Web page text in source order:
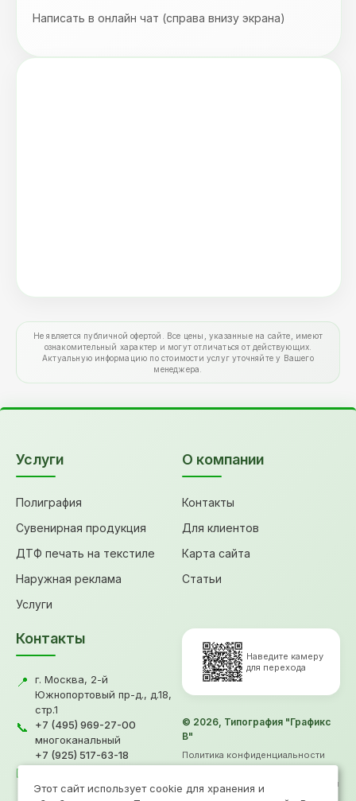
Написать в онлайн чат (справа внизу экрана)
Не является публичной офертой. Все цены, указанные на сайте, имеют
ознакомительный характер и могут отличаться от действующих.
Актуальную информацию по стоимости услуг уточняйте у Вашего
менеджера.
Услуги
Полиграфия
Сувенирная продукция
ДТФ печать на текстиле
Наружная реклама
Услуги
О компании
Контакты
Для клиентов
Карта сайта
Статьи
Контакты
📍
г. Москва, 2-й
Южнопортовый пр-д., д.18,
стр.1
📞
+7 (495) 969-27-00
многоканальный
+7 (925) 517-63-18
✉️
Наведите камеру
для перехода
© 2026, Типография "Графикс
В"
Политика конфиденциальности
Информация не является офертой
Продвижение
Этот сайт использует cookie для хранения и